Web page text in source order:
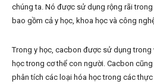
chúng ta. Nó được sử dụng rộng rãi trong
bao gồm cả y học, khoa học và công
Trong y học, cacbon được sử dụng trong
học trong cơ thể con người. Cacbon
phân tích các loại hóa học trong các